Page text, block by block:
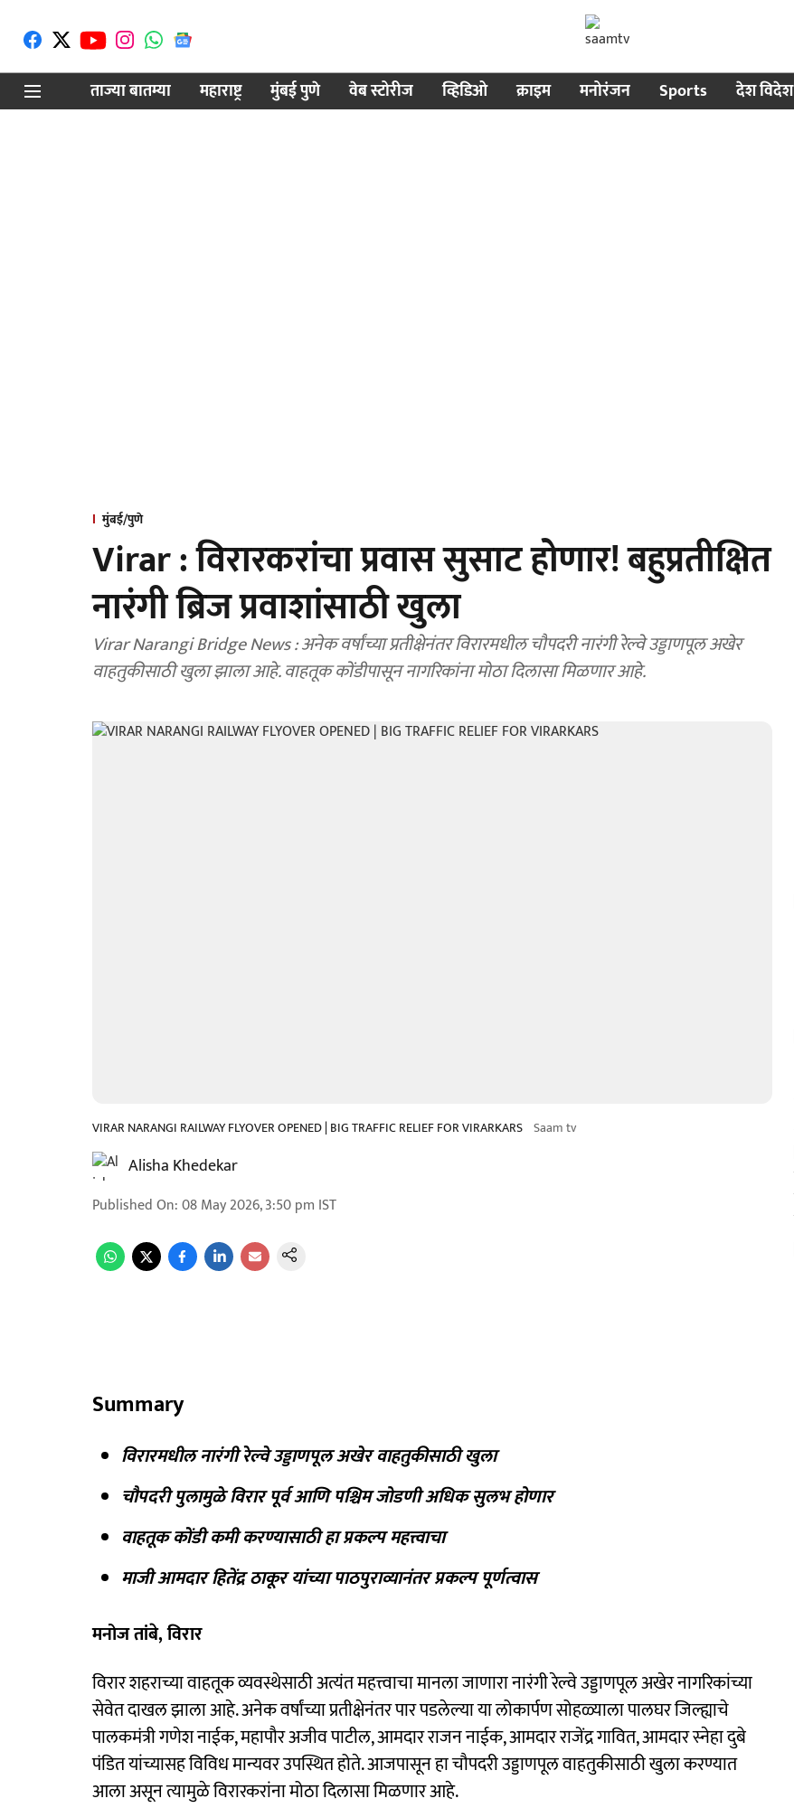
ताज्या बातम्या
महाराष्ट्र मुंबई पुणे वेब स्टोरीज व्हिडिओ क्राइम मनोरंजन Sports देश विदेश
मुंबई/पुणे
Virar : विरारकरांचा प्रवास सुसाट होणार! बहुप्रतीक्षित
नारंगी ब्रिज प्रवाशांसाठी खुला
Virar Narangi Bridge News : अनेक वर्षांच्या प्रतीक्षेनंतर विरारमधील चौपदरी नारंगी रेल्वे उड्डाणपूल अखेर
वाहतुकीसाठी खुला झाला आहे. वाहतूक कोंडीपासून नागरिकांना मोठा दिलासा मिळणार आहे.
VIRAR NARANGI RAILWAY FLYOVER OPENED | BIG TRAFFIC RELIEF FOR VIRARKARS Saam tv
Alisha Khedekar
Published On:08 May 2026, 3:50 pm IST
Summary
विरारमधील नारंगी रेल्वे उड्डाणपूल अखेर वाहतुकीसाठी खुला
चौपदरी पुलामुळे विरार पूर्व आणि पश्चिम जोडणी अधिक सुलभ होणार
वाहतूक कोंडी कमी करण्यासाठी हा प्रकल्प महत्त्वाचा
माजी आमदार हितेंद्र ठाकूर यांच्या पाठपुराव्यानंतर प्रकल्प पूर्णत्वास
मनोज तांबे, विरार
विरार शहराच्या वाहतूक व्यवस्थेसाठी अत्यंत महत्त्वाचा मानला जाणारा नारंगी रेल्वे उड्डाणपूल अखेर नागरिकांच्या
सेवेत दाखल झाला आहे. अनेक वर्षांच्या प्रतीक्षेनंतर पार पडलेल्या या लोकार्पण सोहळ्याला पालघर जिल्ह्याचे
पालकमंत्री गणेश नाईक, महापौर अजीव पाटील, आमदार राजन नाईक, आमदार राजेंद्र गावित, आमदार स्नेहा दुबे
पंडित यांच्यासह विविध मान्यवर उपस्थित होते. आजपासून हा चौपदरी उड्डाणपूल वाहतुकीसाठी खुला करण्यात
आला असून त्यामुळे विरारकरांना मोठा दिलासा मिळणार आहे.